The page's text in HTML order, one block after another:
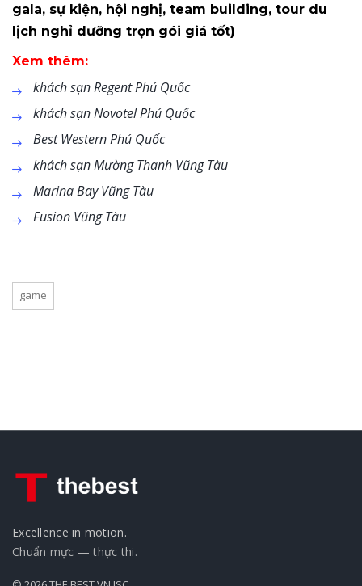
gala, sự kiện, hội nghị, team building, tour du
lịch nghỉ dưỡng trọn gói giá tốt)
Xem thêm:
khách sạn Regent Phú Quốc
khách sạn Novotel Phú Quốc
Best Western Phú Quốc
khách sạn Mường Thanh Vũng Tàu
Marina Bay Vũng Tàu
Fusion Vũng Tàu
game
Excellence in motion.
Chuẩn mực — thực thi.